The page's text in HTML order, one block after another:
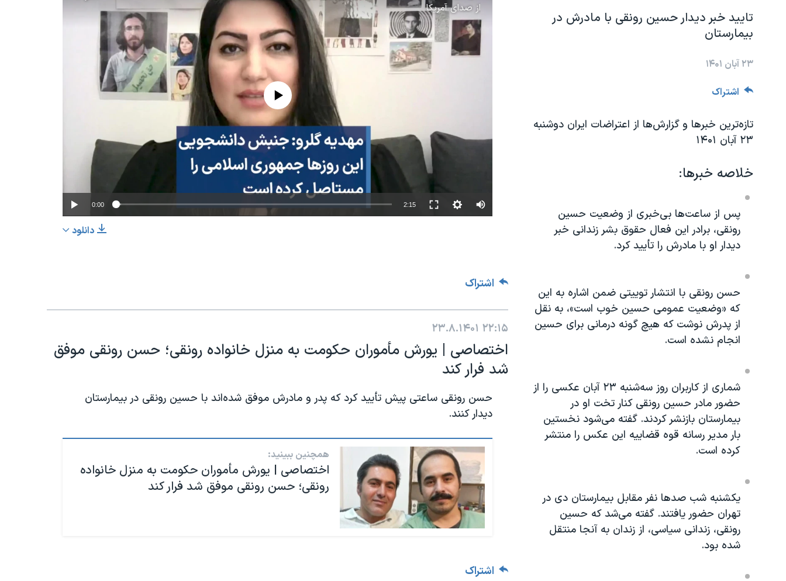
حقوق شهروندی
علم و فناوری
اسرائیل در جنگ
آرشیو پخش زنده
انتخابات ریاست جمهوری آمریکا ۲۰۲۴
رمز مهسا
ورزش زنان در ایران
مجموعه مستندهای دادخواهی
تریبونال مردمی آبان ۹۸
دادگاه حمید نوری
قانون شفافیت دارائی کادر رهبری ایران
اعتراضات مردمی آبان ۹۸
اسرائیل در جنگ
نرگس محمدی برنده جایزه نوبل صلح
همایش محافظه‌کاران آمریکا «سی‌پک»
صفحه‌های ویژه
سفر پرزیدنت ترامپ به چین
تایید خبر دیدار حسین رونقی با مادرش در
بیمارستان
۲۳ آبان ۱۴۰۱
اشتراک
تازه‌ترین خبرها و گزارش‌ها از اعتراضات ایران دوشنبه
۲۳ آبان ۱۴۰۱
خلاصه خبرها:
پس از ساعت‌ها بی‌خبری از وضعیت حسین
رونقی، برادر این فعال حقوق بشر زندانی خبر
دیدار او با مادرش را تأیید کرد.
حسن رونقی با انتشار توییتی ضمن اشاره به این
که «وضعیت عمومی حسین خوب است»، به نقل
از پدرش نوشت که هیچ گونه درمانی برای حسین
انجام نشده است.
شماری از کاربران روز سه‌شنبه ۲۳ آبان عکسی را از
حضور مادر حسین رونقی کنار تخت او در
بیمارستان بازنشر کردند. گفته می‌شود نخستین
بار مدیر رسانه قوه قضاییه این عکس را منتشر
کرده است.
یکشنبه شب صدها نفر مقابل بیمارستان دی در
تهران حضور یافتند. گفته می‌شد که حسین
رونقی، زندانی سیاسی، از زندان به آنجا منتقل
شده بود.
ازصدای آمریکا
اشتراک
No media source currently available
0:00 2:15
دانلود
اشتراک
۲۲:۱۵ ۲۳.۸.۱۴۰۱
اختصاصی | یورش مأموران حکومت به منزل خانواده رونقی؛ حسن رونقی موفق
شد فرار کند
حسن رونقی ساعتی پیش تأیید کرد که پدر و مادرش موفق شده‌اند با حسین رونقی در بیمارستان
دیدار کنند.
همچنین ببینید:
اختصاصی | یورش مأموران حکومت به منزل خانواده
رونقی؛ حسن رونقی موفق شد فرار کند
اشتراک